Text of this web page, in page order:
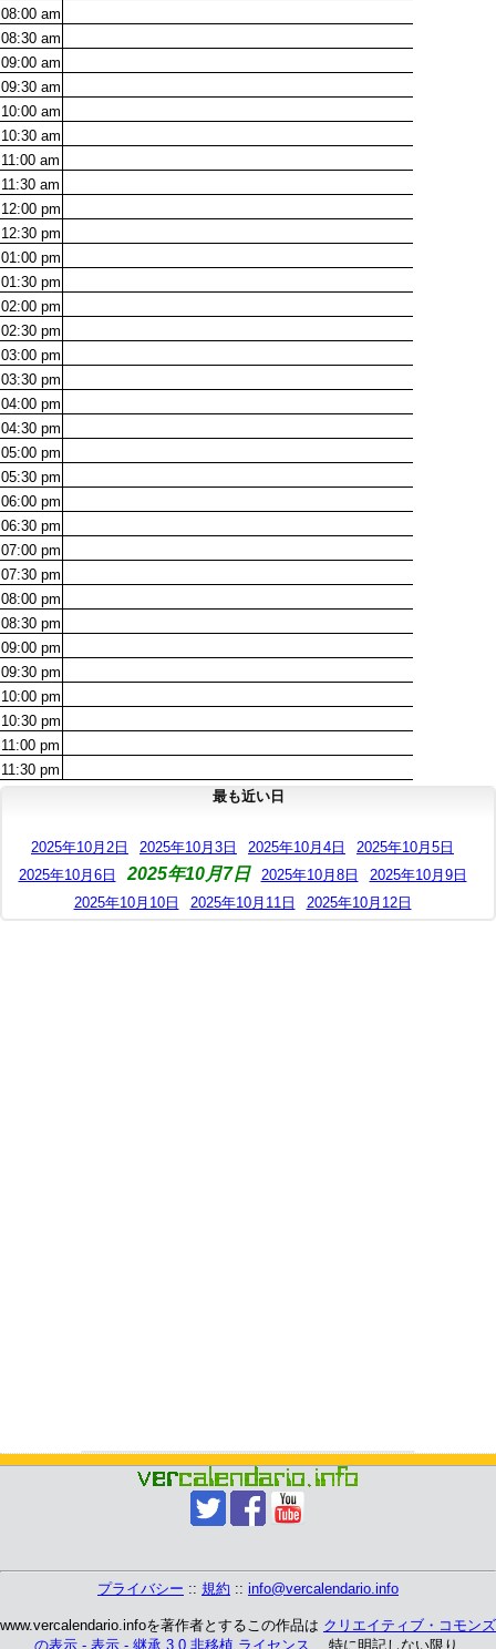
08:00 am
08:30 am
09:00 am
09:30 am
10:00 am
10:30 am
11:00 am
11:30 am
12:00 pm
12:30 pm
01:00 pm
01:30 pm
02:00 pm
02:30 pm
03:00 pm
03:30 pm
04:00 pm
04:30 pm
05:00 pm
05:30 pm
06:00 pm
06:30 pm
07:00 pm
07:30 pm
08:00 pm
08:30 pm
09:00 pm
09:30 pm
10:00 pm
10:30 pm
11:00 pm
11:30 pm
最も近い日
2025年10月2日 2025年10月3日 2025年10月4日
2025年10月5日
2025年10月6日
2025年10月7日 2025年10月8日
2025年10月9日
2025年10月10日
2025年10月11日 2025年10月12日
プライバシー :: 規約 :: info@vercalendario.info
www.vercalendario.infoを著作者とするこの作品は クリエイティブ・コモンズ
の表示 - 表示 - 継承 3.0 非移植 ライセンス 、 特に明記しない限り.